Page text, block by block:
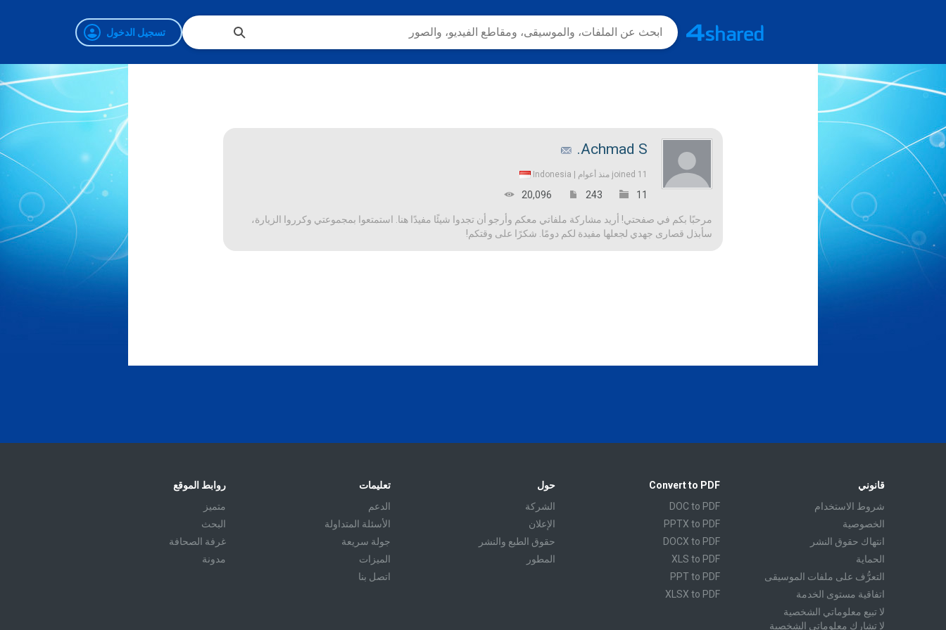
تسجيل الدخول
Achmad S.
joined 11 منذ أعوام | Indonesia
11
243
20,096
مرحبًا بكم في صفحتي! أريد مشاركة ملفاتي معكم وأرجو أن تجدوا شيئًا مفيدًا هنا. استمتعوا بمجموعتي وكرروا الزيارة،
سأبذل قصارى جهدي لجعلها مفيدة لكم دومًا. شكرًا على وقتكم!
روابط الموقع
متميز
البحث
غرفة الصحافة
مدونة
تعليمات
الدعم
الأسئلة المتداولة
جولة سريعة
الميزات
اتصل بنا
حول
الشركة
الإعلان
حقوق الطبع والنشر
المطور
Convert to PDF
DOC to PDF
PPTX to PDF
DOCX to PDF
XLS to PDF
PPT to PDF
XLSX to PDF
قانوني
شروط الاستخدام
الخصوصية
انتهاك حقوق النشر
الحماية
التعرُّف على ملفات الموسيقى
اتفاقية مستوى الخدمة
لا تبيع معلوماتي الشخصية
لا تشارك معلوماتي الشخصية